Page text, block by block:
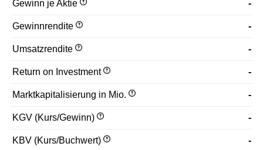
Gewinn je Aktie -
Gewinnrendite -
Umsatzrendite -
Return on Investment -
Marktkapitalisierung in Mio. -
KGV (Kurs/Gewinn) -
KBV (Kurs/Buchwert) -